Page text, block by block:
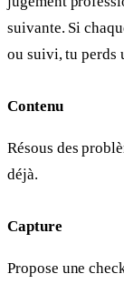
suivante. Si
ou suivi, tu perds
Contenu
Résous des
déjà.
Capture
Propose une